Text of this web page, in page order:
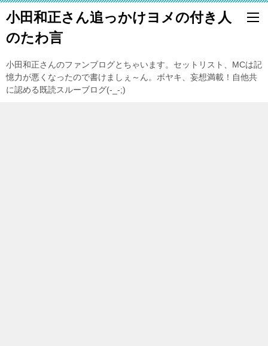
小田和正さん追っかけヨメの付き人
のたわ言
小田和正さんのファンブログとちゃいます。セットリスト、MCは記
憶力が悪くなったので書けましぇ～ん。ボヤキ、妄想満載！自他共
に認める既読スルーブログ(-_-;)